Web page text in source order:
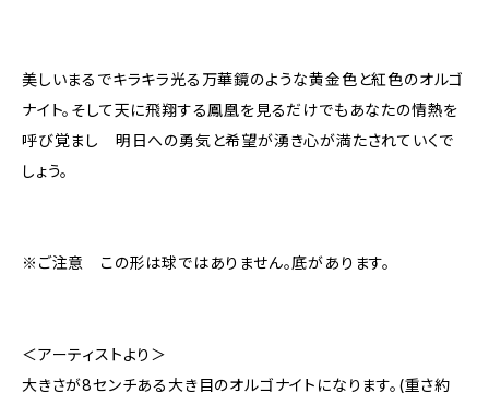
美しいまるでキラキラ光る万華鏡のような黄金色と紅色のオルゴ
ナイト。そして天に飛翔する鳳凰を見るだけでもあなたの情熱を
呼び覚まし 明日への勇気と希望が湧き心が満たされていくで
しょう。
※ご注意 この形は球ではありません。底があります。
＜アーティストより＞
大きさが8センチある大き目のオルゴナイトになります。(重さ約